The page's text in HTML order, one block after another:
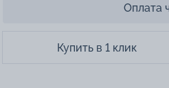
Оплата
Купить в 1 клик